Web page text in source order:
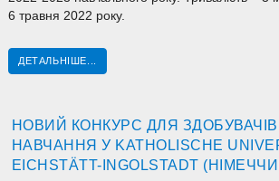
6 травня 2022 року.
ДЕТАЛЬНІШЕ...
НОВИЙ КОНКУРС ДЛЯ
НАВЧАННЯ У KATHOLISCHE
EICHSTÄTT-INGOLSTADT